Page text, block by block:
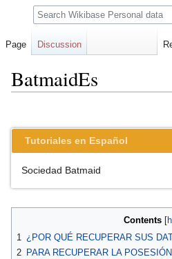
BatmaidEs
to
navigation
to
search
Tutoriales en Español
Sociedad Batmaid
Contents
1 ¿POR QUÉ RECUPERAR SUS
2 PARA RECUPERAR LA
Page Discussion
Search